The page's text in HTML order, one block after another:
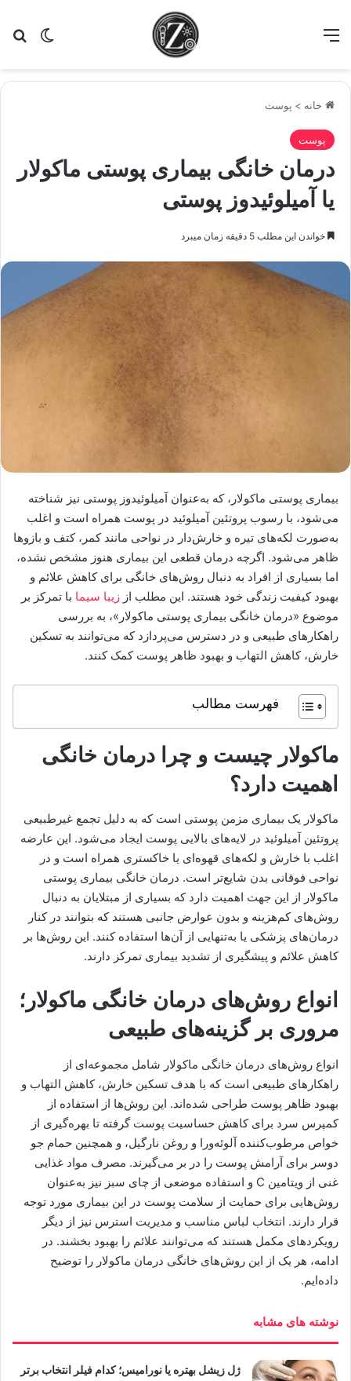
تغییر منو
خانه > پوست
پوست
درمان خانگی بیماری پوستی ماکولار
یا آمیلوئیدوز پوستی
خواندن این مطلب 5 دقیقه زمان میبرد
بیماری پوستی ماکولار، که به‌عنوان آمیلوئیدوز پوستی نیز شناخته
می‌شود، با رسوب پروتئین آمیلوئید در پوست همراه است و اغلب
به‌صورت لکه‌های تیره و خارش‌دار در نواحی مانند کمر، کتف و بازوها
ظاهر می‌شود. اگرچه درمان قطعی این بیماری هنوز مشخص نشده،
اما بسیاری از افراد به دنبال روش‌های خانگی برای کاهش علائم و
بهبود کیفیت زندگی خود هستند. این مطلب از زیبا سیما با تمرکز بر
موضوع «درمان خانگی بیماری پوستی ماکولار»، به بررسی
راهکارهای طبیعی و در دسترس می‌پردازد که می‌توانند به تسکین
خارش، کاهش التهاب و بهبود ظاهر پوست کمک کنند.
فهرست مطالب
ماکولار چیست و چرا درمان خانگی
اهمیت دارد؟
ماکولار یک بیماری مزمن پوستی است که به دلیل تجمع غیرطبیعی
پروتئین آمیلوئید در لایه‌های بالایی پوست ایجاد می‌شود. این عارضه
اغلب با خارش و لکه‌های قهوه‌ای یا خاکستری همراه است و در
نواحی فوقانی بدن شایع‌تر است. درمان خانگی بیماری پوستی
ماکولار از این جهت اهمیت دارد که بسیاری از مبتلایان به دنبال
روش‌های کم‌هزینه و بدون عوارض جانبی هستند که بتوانند در کنار
درمان‌های پزشکی یا به‌تنهایی از آن‌ها استفاده کنند. این روش‌ها بر
کاهش علائم و پیشگیری از تشدید بیماری تمرکز دارند.
انواع روش‌های درمان خانگی ماکولار؛
مروری بر گزینه‌های طبیعی
انواع روش‌های درمان خانگی ماکولار شامل مجموعه‌ای از
راهکارهای طبیعی است که با هدف تسکین خارش، کاهش التهاب و
بهبود ظاهر پوست طراحی شده‌اند. این روش‌ها از استفاده از
کمپرس سرد برای کاهش حساسیت پوست گرفته تا بهره‌گیری از
خواص مرطوب‌کننده آلوئه‌ورا و روغن نارگیل، و همچنین حمام جو
دوسر برای آرامش پوست را در بر می‌گیرند. مصرف مواد غذایی
غنی از ویتامین C و استفاده موضعی از چای سبز نیز به‌عنوان
روش‌هایی برای حمایت از سلامت پوست در این بیماری مورد توجه
قرار دارند. انتخاب لباس مناسب و مدیریت استرس نیز از دیگر
رویکردهای مکمل هستند که می‌توانند علائم را بهبود بخشند. در
ادامه، هر یک از این روش‌های خانگی درمان ماکولار را توضیح
داده‌ایم.
نوشته های مشابه
ژل زیشل بهتره یا نورامیس؛ کدام فیلر انتخاب برتر